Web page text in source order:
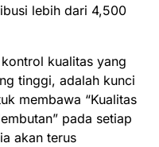
lebih dari 4,500
kualitas yang
tinggi, adalah kunci
membawa “Kualitas
pada setiap
akan terus